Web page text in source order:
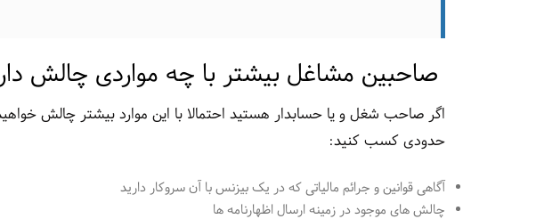
صاحبین مشاغل بیشتر با چه مواردی چالش
اگر صاحب شغل و یا حسابدار هستید احتمالا با این موارد بیشتر چالش
حدودی کسب کنید:
آگاهی قوانین و جرائم مالیاتی که در یک بیزنس با آن سروکار دارید
چالش های موجود در زمینه ارسال اظهارنامه ها